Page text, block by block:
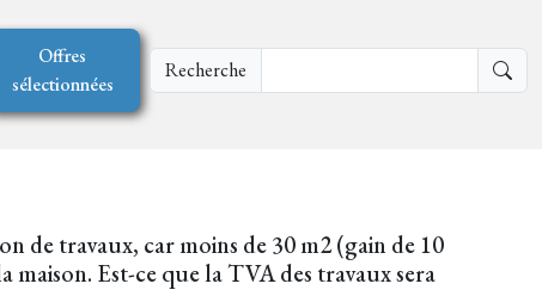
Offres
sélectionnées
Recherche
de travaux, car moins de 30 m2 (gain de 10
Est-ce que la TVA des travaux sera